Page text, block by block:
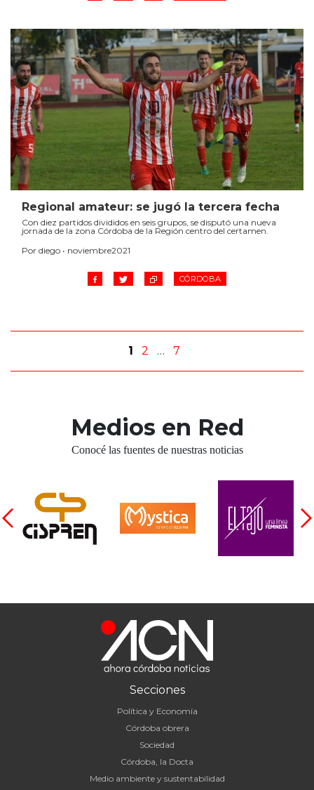
Regional amateur: se jugó la tercera fecha
Con diez partidos divididos en seis grupos, se disputó una nueva
jornada de la zona Córdoba de la Región centro del certamen.
Por diego • noviembre2021
CÓRDOBA
1 2 … 7
Medios en Red
Conocé las fuentes de nuestras noticias
Secciones
Política y Economía
Córdoba obrera
Sociedad
Córdoba, la Docta
Medio ambiente y sustentabilidad